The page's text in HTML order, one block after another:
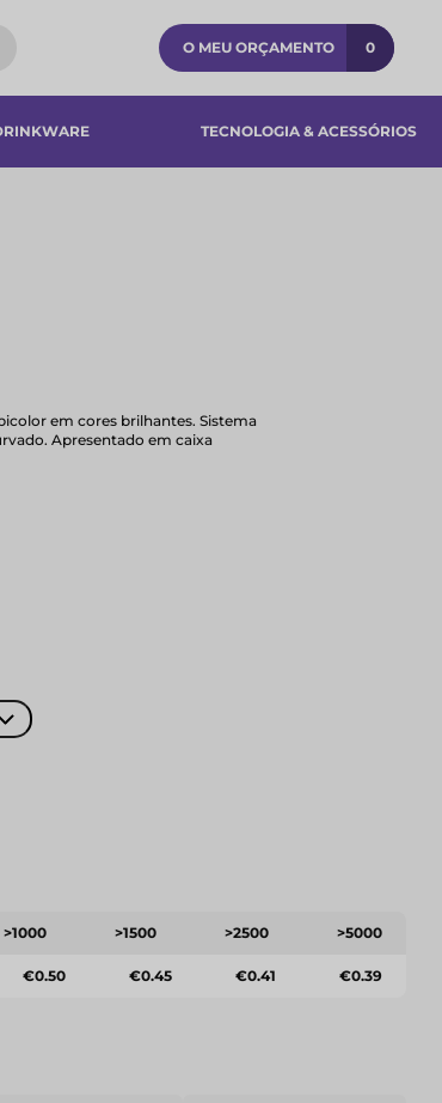
O MEU ORÇAMENTO 0
TECNOLOGIA & ACESSÓRIOS​
em cores brilhantes. Sistema
Apresentado em caixa
>1000 >1500 >2500 >5000
€0.50 €0.45 €0.41 €0.39